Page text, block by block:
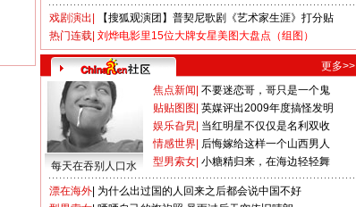
戏剧演出
【搜狐观演团】普契尼歌剧《艺术家生涯》打分贴
热门连载 刘烨电影里15位大牌女星美图大盘点（组图）
更多>>
每天在吞别人口水
焦点新闻 不要迷恋哥，哥只是一个鬼
贴贴图图 英媒评出2009年度搞怪发明
娱乐旮旯 当红明星不仅仅是名利双收
情感世界 后悔嫁给这样一个山西男人
型男索女 小糖精归来，在海边轻轻舞
漂在海外 为什么出过国的人回来之后都会说中国不好